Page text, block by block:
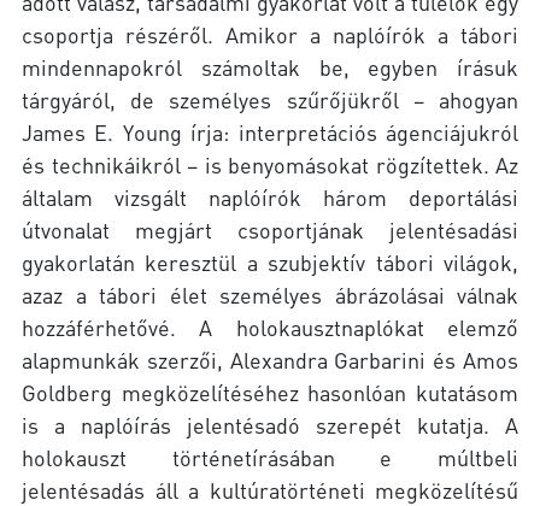
csoportja részéről. Amikor a naplóírók a tábori
mindennapokról számoltak be, egyben írásuk
tárgyáról, de személyes szűrőjükről – ahogyan
James E. Young írja: interpretációs ágenciájukról
és technikáikról – is benyomásokat rögzítettek. Az
általam vizsgált naplóírók három deportálási
útvonalat megjárt csoportjának jelentésadási
gyakorlatán keresztül a szubjektív tábori világok,
azaz a tábori élet személyes ábrázolásai válnak
hozzáférhetővé. A holokausztnaplókat elemző
alapmunkák szerzői, Alexandra Garbarini és Amos
Goldberg megközelítéséhez hasonlóan kutatásom
is a naplóírás jelentésadó szerepét kutatja. A
holokauszt történetírásában e múltbeli
jelentésadás áll a kultúratörténeti megközelítésű